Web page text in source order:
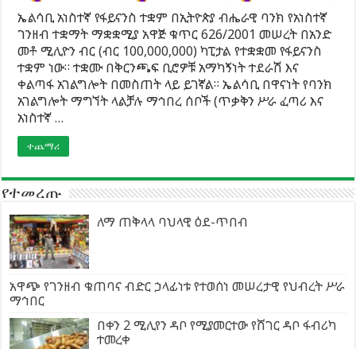
ኤልሳቢ አነስተኛ የፋይናንስ ተቋም በኢትዮጵያ ብሔራዊ ባንክ የአነስተኛ
ገንዘብ ተቋማት ማቋቋሚያ አዋጅ ቁጥር 626/2001 መሠረት በአንድ
መቶ ሚሊዮን ብር (ብር 100,000,000) ካፒታል የተቋቋመ የፋይናንስ
ተቋም ነው። ተቋሙ በቅርንጫፍ ቢሮዎቹ አማካኝነት ተደራሽ እና
ቀልጣፋ አገልግሎት በመስጠት ላይ ይገኛል። ኤልሳቢ በዋናነት የባንክ
አገልግሎት ማግኘት ላልቻሉ ማኅበረ ሰቦች (ጥቃቅን ሥራ ፈጣሪ እና
አነስተኛ …
ተጨማሪ
የተመረጡ
ለማ ጠቅላላ ባህላዊ ዕደ-ጥበብ
አዋጭ የገንዘብ ቁጠባና ብድር ኃላፊነቱ የተወሰነ መሠረታዊ የህብረት ሥራ
ማኅበር
በቀን 2 ሚሊየን ዳቦ የሚያመርተው የሸገር ዳቦ ፋብሪካ
ተመረቀ